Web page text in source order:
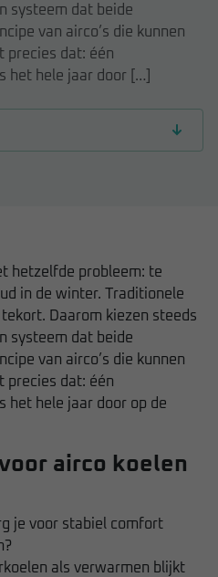
systeem dat beide
van airco’s die kunnen
precies dat: één
het hele jaar door […]
hetzelfde probleem: te
in de winter. Traditionele
Daarom kiezen steeds
systeem dat beide
van airco’s die kunnen
precies dat: één
het hele jaar door op de
airco koelen
je voor stabiel comfort
als verwarmen blijkt